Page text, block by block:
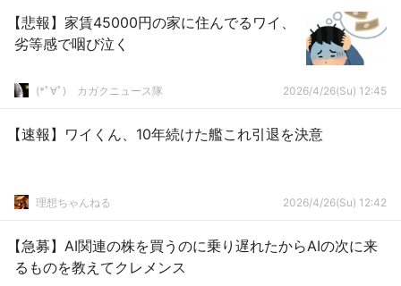
【悲報】家賃45000円の家に住んでるワイ、
劣等感で咽び泣く
(*ﾟ∀ﾟ)ゞカガクニュース隊 2026/4/26(Su) 12:45
【速報】ワイくん、10年続けた艦これ引退を決意
理想ちゃんねる 2026/4/26(Su) 12:42
【急募】AI関連の株を買うのに乗り遅れたからAIの次に来
るものを教えてクレメンス